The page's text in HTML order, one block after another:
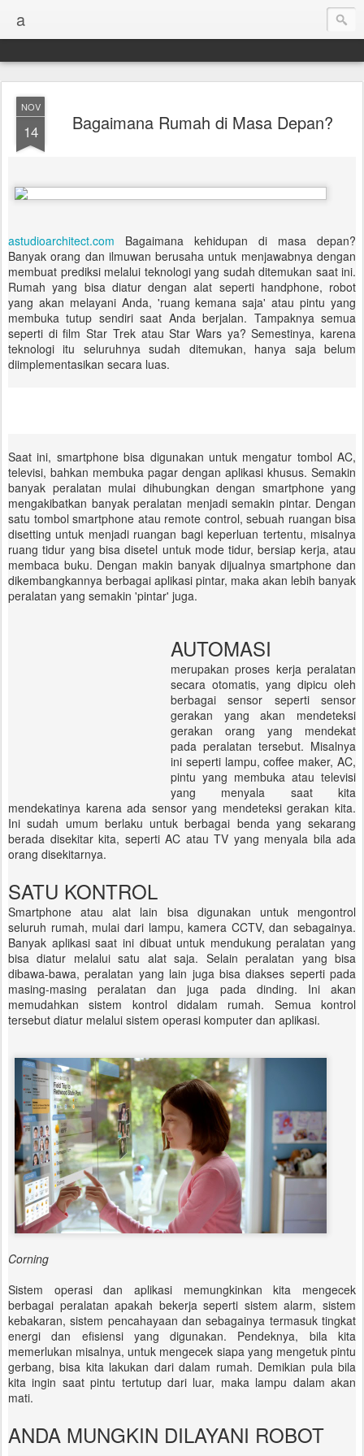
a
NOV
14 Bagaimana Rumah di Masa Depan?
astudioarchitect.com Bagaimana kehidupan di masa depan?
Banyak orang dan ilmuwan berusaha untuk menjawabnya dengan
membuat prediksi melalui teknologi yang sudah ditemukan saat ini.
Rumah yang bisa diatur dengan alat seperti handphone, robot
yang akan melayani Anda, 'ruang kemana saja' atau pintu yang
membuka tutup sendiri saat Anda berjalan. Tampaknya semua
seperti di film Star Trek atau Star Wars ya? Semestinya, karena
teknologi itu seluruhnya sudah ditemukan, hanya saja belum
diimplementasikan secara luas.
Saat ini, smartphone bisa digunakan untuk mengatur tombol AC,
televisi, bahkan membuka pagar dengan aplikasi khusus. Semakin
banyak peralatan mulai dihubungkan dengan smartphone yang
mengakibatkan banyak peralatan menjadi semakin pintar. Dengan
satu tombol smartphone atau remote control, sebuah ruangan bisa
disetting untuk menjadi ruangan bagi keperluan tertentu, misalnya
ruang tidur yang bisa disetel untuk mode tidur, bersiap kerja, atau
membaca buku. Dengan makin banyak dijualnya smartphone dan
dikembangkannya berbagai aplikasi pintar, maka akan lebih banyak
peralatan yang semakin 'pintar' juga.
AUTOMASI
merupakan proses kerja peralatan
secara otomatis, yang dipicu oleh
berbagai sensor seperti sensor
gerakan yang akan mendeteksi
gerakan orang yang mendekat
pada peralatan tersebut. Misalnya
ini seperti lampu, coffee maker, AC,
pintu yang membuka atau televisi
yang menyala saat kita
mendekatinya karena ada sensor yang mendeteksi gerakan kita.
Ini sudah umum berlaku untuk berbagai benda yang sekarang
berada disekitar kita, seperti AC atau TV yang menyala bila ada
orang disekitarnya.
SATU KONTROL
Smartphone atau alat lain bisa digunakan untuk mengontrol
seluruh rumah, mulai dari lampu, kamera CCTV, dan sebagainya.
Banyak aplikasi saat ini dibuat untuk mendukung peralatan yang
bisa diatur melalui satu alat saja. Selain peralatan yang bisa
dibawa-bawa, peralatan yang lain juga bisa diakses seperti pada
masing-masing peralatan dan juga pada dinding. Ini akan
memudahkan sistem kontrol didalam rumah. Semua kontrol
tersebut diatur melalui sistem operasi komputer dan aplikasi.
Corning
Sistem operasi dan aplikasi memungkinkan kita mengecek
berbagai peralatan apakah bekerja seperti sistem alarm, sistem
kebakaran, sistem pencahayaan dan sebagainya termasuk tingkat
energi dan efisiensi yang digunakan. Pendeknya, bila kita
memerlukan misalnya, untuk mengecek siapa yang mengetuk pintu
gerbang, bisa kita lakukan dari dalam rumah. Demikian pula bila
kita ingin saat pintu tertutup dari luar, maka lampu dalam akan
mati.
ANDA MUNGKIN DILAYANI ROBOT